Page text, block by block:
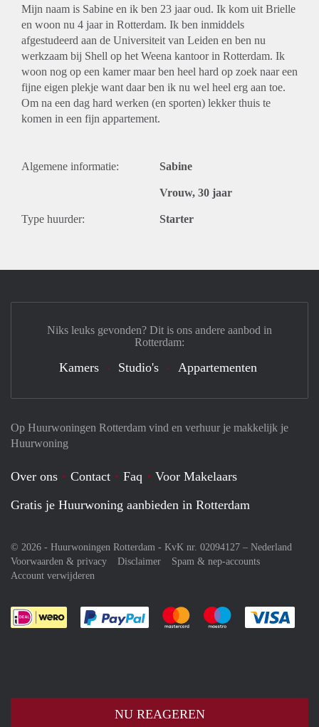
Mijn naam is Sabine en ik ben 23 jaar oud. Ik kom uit Brielle
en woon nu 4 jaar in Rotterdam. Ik ben inmiddels
afgestudeerd aan de Universiteit van Leiden en ben nu
werkzaam bij Shell op het Weena kantoor in Rotterdam. Ik
woon nog op een kamer maar ben heel hard op zoek naar een
fijne eigen plekje want daar ben ik nu wel heel erg aan toe.
Om na een dag hard werken (en sporten) lekker thuis te
komen in een fijn appartement.
Algemene informatie: Sabine
Vrouw, 30 jaar
Type huurder: Starter
NU REAGEREN
Op Huurwoningen Rotterdam vind en verhuur je makkelijk je
Huurwoning
Over ons Contact Faq
Voor Makelaars
Gratis je Huurwoning aanbieden in Rotterdam
© 2026 - Huurwoningen Rotterdam - KvK nr. 02094127 – Nederland
Voorwaarden & privacy
Disclaimer
Spam & nep-accounts
Account verwijderen
Je rekent gemakkelijk af met Paypal
Je rekent gemakkelijk af met
Je rekent
Niks leuks gevonden? Dit is ons andere aanbod in
Rotterdam:
Kamers Studio's Appartementen